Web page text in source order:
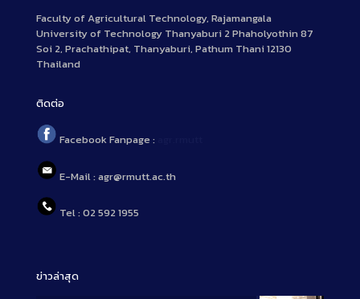
Faculty of Agricultural Technology, Rajamangala
University of Technology Thanyaburi 2 Phaholyothin 87
Soi 2, Prachathipat, Thanyaburi, Pathum Thani 12130
Thailand
ติดต่อ
Facebook Fanpage :
E-Mail : agr@rmutt.ac.th
Tel : 02 592 1955
ข่าวล่าสุด